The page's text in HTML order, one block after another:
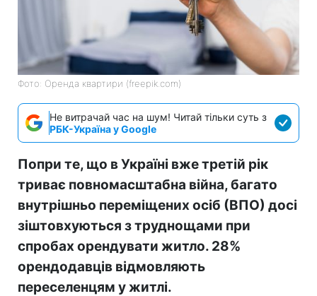
Фото: Оренда квартири (freepik.com)
Не витрачай час на шум! Читай тільки суть з
РБК-Україна у Google
Попри те, що в Україні вже третій рік
триває повномасштабна війна, багато
внутрішньо переміщених осіб (ВПО) досі
зіштовхуються з труднощами при
спробах орендувати житло. 28%
орендодавців відмовляють
переселенцям у житлі.